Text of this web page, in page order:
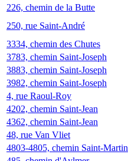
226, chemin de la Butte
250, rue Saint-André
3334, chemin des Chutes
3783, chemin Saint-Joseph
3883, chemin Saint-Joseph
3982, chemin Saint-Joseph
4, rue Raoul-Roy
4202, chemin Saint-Jean
4362, chemin Saint-Jean
48, rue Van Vliet
4803-4805, chemin Saint-Martin